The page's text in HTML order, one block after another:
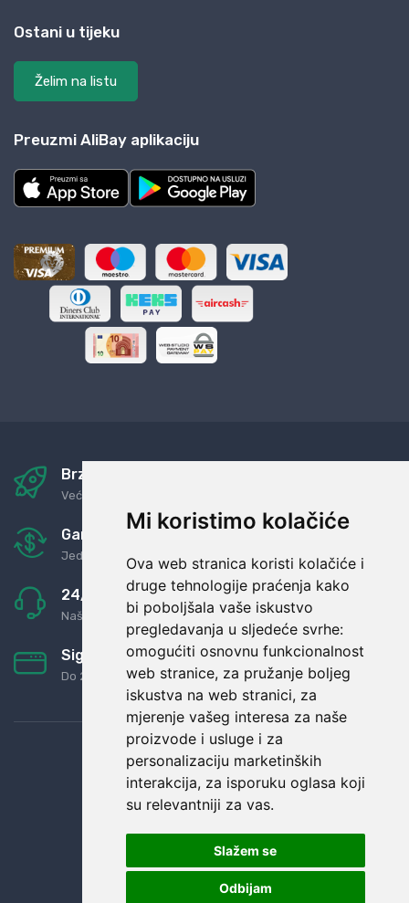
Mi koristimo kolačiće
Ova web stranica koristi kolačiće i
druge tehnologije praćenja kako
bi poboljšala vaše iskustvo
pregledavanja u sljedeće svrhe:
omogućiti osnovnu funkcionalnost
web stranice, za pružanje boljeg
iskustva na web stranici, za
mjerenje vašeg interesa za naše
proizvode i usluge i za
personalizaciju marketinških
interakcija, za isporuku oglasa koji
su relevantniji za vas.
Slažem se
Odbijam
Ostani u tijeku
Želim na listu
Preuzmi AliBay aplikaciju
Brza i sigurna dostava
Već za nekoliko dana kod vas
Garancija u povrat novaca
Jednostavno pravilo: Roba za novac
24/7 odlična podrška
Naši agenti uvijek na raspolaganju
Sigurno obročno plaćanje
Do 24 rata bez kamata